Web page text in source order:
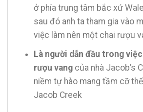
ở phía trung tâm bắc xứ
sau đó anh ta tham gia vào
việc làm nên một chai rượu
Là người dẫn đầu trong
rượu vangcủa nhà Jacob’s
niềm tự hào mang tầm cỡ
Jacob Creek